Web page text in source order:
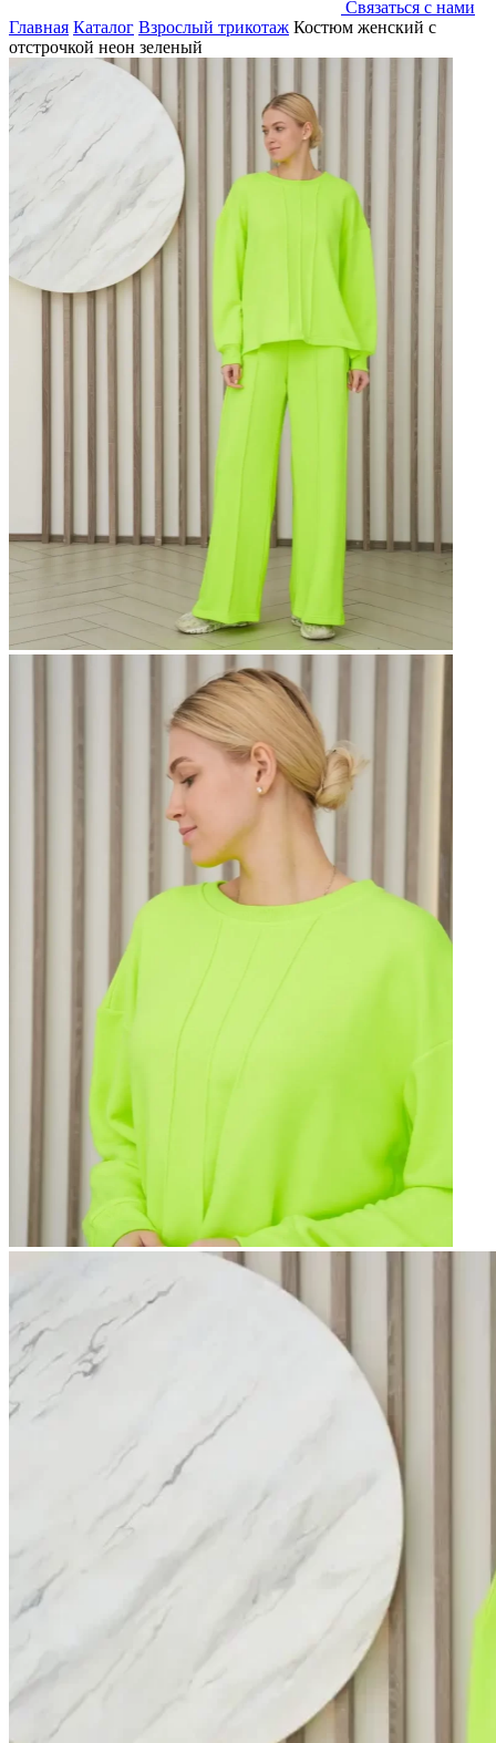
Связаться с нами
Главная Каталог Взрослый трикотаж Костюм женский с
отстрочкой неон зеленый